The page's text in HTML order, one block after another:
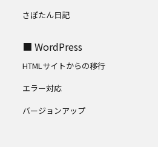
さぽたん日記
■ WordPress
HTMLサイトからの移行
エラー対応
バージョンアップ